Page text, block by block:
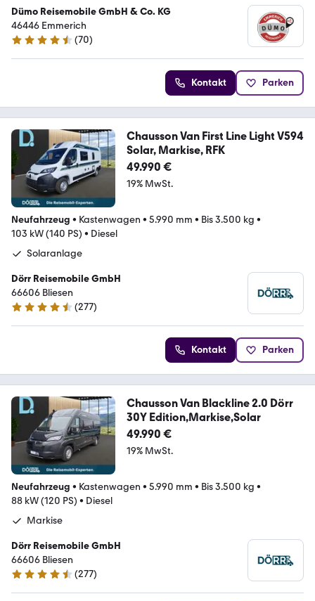
Dümo Reisemobile GmbH & Co. KG
46446 Emmerich
4.3 Sterne
(70)
Kontakt Parken
Chausson Van First Line Light V594
Solar, Markise, RFK
49.990 €
19% MwSt.
Neufahrzeug • Kastenwagen • 5.990 mm • Bis 3.500 kg •
103 kW (140 PS) • Diesel
Solaranlage
Dörr Reisemobile GmbH
66606 Bliesen
4.7 Sterne
(277)
Kontakt Parken
Chausson Van Blackline 2.0 Dörr
30Y Edition,Markise,Solar
49.990 €
19% MwSt.
Neufahrzeug • Kastenwagen • 5.990 mm • Bis 3.500 kg •
88 kW (120 PS) • Diesel
Markise
Dörr Reisemobile GmbH
66606 Bliesen
4.7 Sterne
(277)